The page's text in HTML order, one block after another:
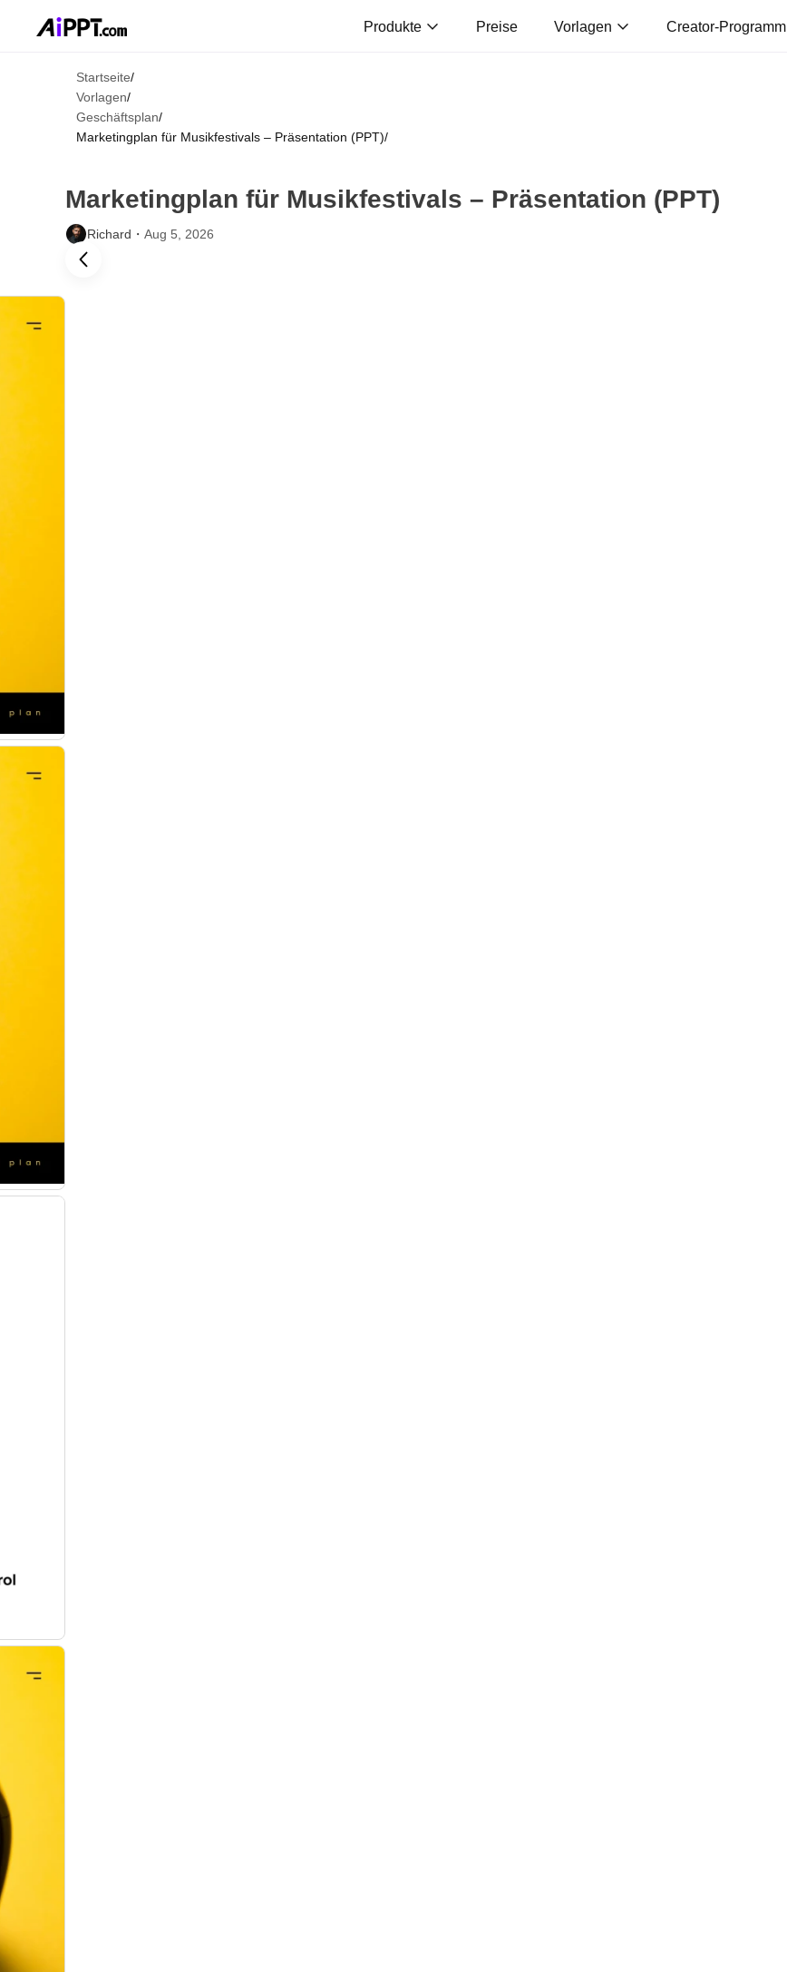
Produkte Preise Vorlagen Creator-Programm
Startseite/
Vorlagen/
Geschäftsplan/
Marketingplan für Musikfestivals – Präsentation (PPT)/
Marketingplan für Musikfestivals – Präsentation (PPT)
Richard・ Aug 5, 2026